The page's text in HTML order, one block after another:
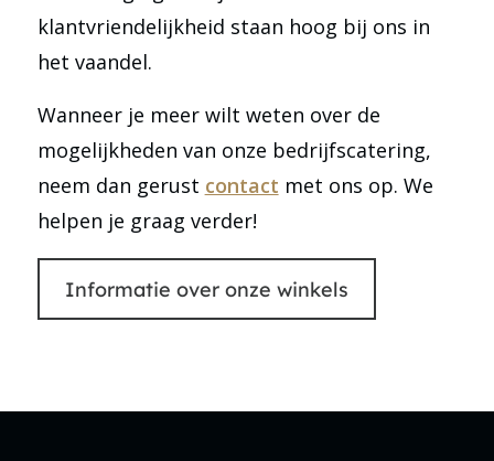
klantvriendelijkheid staan hoog bij ons in
het vaandel.
Wanneer je meer wilt weten over de
mogelijkheden van onze bedrijfscatering,
neem dan gerust contact met ons op. We
helpen je graag verder!
Informatie over onze winkels